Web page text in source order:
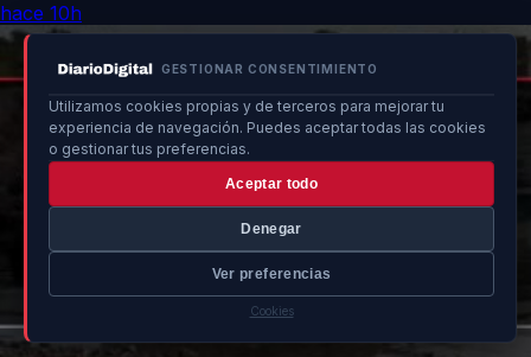
GESTIONAR CONSENTIMIENTO
Utilizamos cookies propias y de terceros para mejorar tu
experiencia de navegación. Puedes aceptar todas las cookies
o gestionar tus preferencias.
Aceptar todo
Denegar
Ver preferencias
Cookies
hace 10h